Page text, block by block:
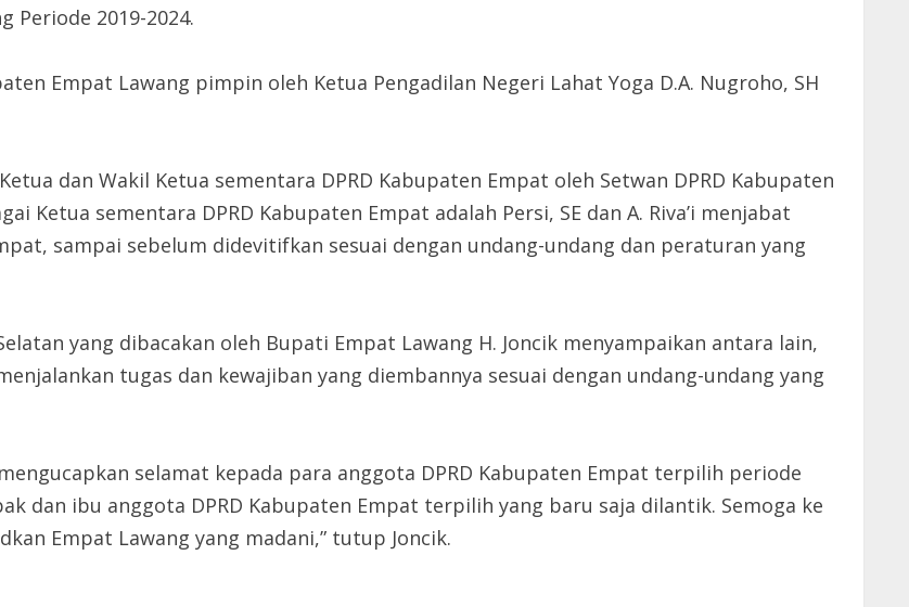
Periode 2019-2024.
Empat Lawang pimpin oleh Ketua Pengadilan Negeri Lahat Yoga D.A. Nugroho, SH
dan Wakil Ketua sementara DPRD Kabupaten Empat oleh Setwan DPRD Kabupaten
Ketua sementara DPRD Kabupaten Empat adalah Persi, SE dan A. Riva’i menjabat
sampai sebelum didevitifkan sesuai dengan undang-undang dan peraturan yang
yang dibacakan oleh Bupati Empat Lawang H. Joncik menyampaikan antara lain,
tugas dan kewajiban yang diembannya sesuai dengan undang-undang yang
selamat kepada para anggota DPRD Kabupaten Empat terpilih periode
dan ibu anggota DPRD Kabupaten Empat terpilih yang baru saja dilantik. Semoga ke
Empat Lawang yang madani,” tutup Joncik.